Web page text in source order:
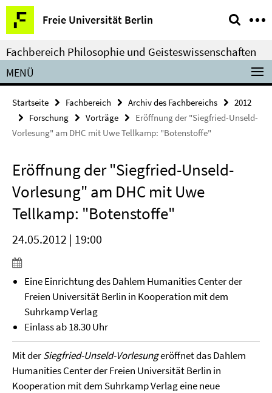
Springe
direkt
zu
Inhalt
Freie Universität Berlin
Service-
Navigation
Fachbereich Philosophie und Geisteswissenschaften
MENÜ
Startseite Fachbereich Archiv des Fachbereichs
2012
Forschung
Vorträge
Eröffnung der "Siegfried-Unseld-
Vorlesung" am DHC mit Uwe Tellkamp: "Botenstoffe"
Eröffnung der "Siegfried-Unseld-
Vorlesung" am DHC mit Uwe
Tellkamp: "Botenstoffe"
24.05.2012 | 19:00
Eine Einrichtung des Dahlem Humanities Center der
Freien Universität Berlin in Kooperation mit dem
Suhrkamp Verlag
Einlass ab 18.30 Uhr
Mit derSiegfried-Unseld-Vorlesungeröffnet das Dahlem
Humanities Center der Freien Universität Berlin in
Kooperation mit dem Suhrkamp Verlag eine neue